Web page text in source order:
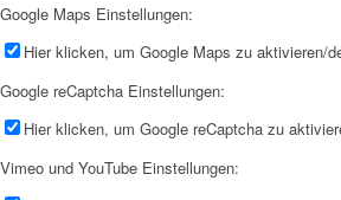
Google Maps Einstellungen:
Hier klicken, um Google Maps zu aktivieren/
Google reCaptcha Einstellungen:
Hier klicken, um Google reCaptcha zu
Vimeo und YouTube Einstellungen: